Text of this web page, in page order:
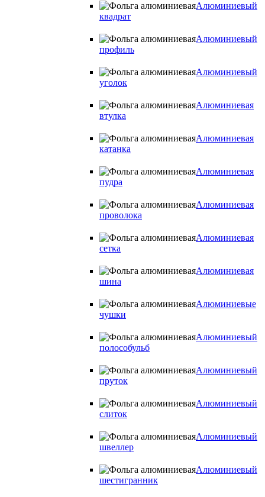
Алюминиевый
квадрат
Алюминиевый
профиль
Алюминиевый
уголок
Алюминиевая
втулка
Алюминиевая
катанка
Алюминиевая
пудра
Алюминиевая
проволока
Алюминиевая
сетка
Алюминиевая
шина
Алюминиевые
чушки
Алюминиевый
полособульб
Алюминиевый
пруток
Алюминиевый
слиток
Алюминиевый
швеллер
Алюминиевый
шестигранник